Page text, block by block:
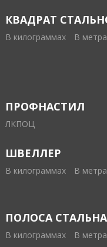
КВАДРАТ
В килограммах В
ПРОФНАСТИЛ
ЛКПОЦ
ШВЕЛЛЕР
В килограммах В
ПОЛОСА
В килограммах В